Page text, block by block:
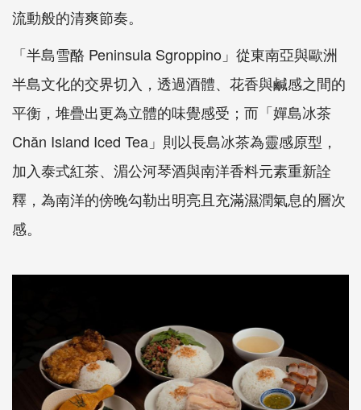
流動般的清爽節奏。
「半島雪酪 Peninsula Sgroppino」從東南亞與歐洲
半島文化的交界切入，透過酒體、花香與鹹感之間的
平衡，堆疊出更為立體的味覺感受；而「嬋島冰茶
Chăn Island Iced Tea」則以長島冰茶為靈感原型，
加入泰式紅茶、湄公河琴酒與南洋香料元素重新詮
釋，為南洋的傍晚勾勒出明亮且充滿濕潤氣息的層次
感。